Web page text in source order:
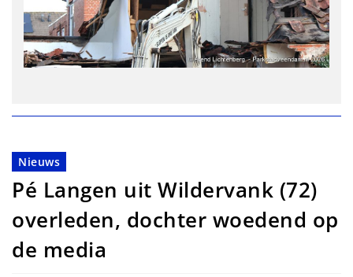
Nieuws
Pé Langen uit Wildervank (72)
overleden, dochter woedend op
de media